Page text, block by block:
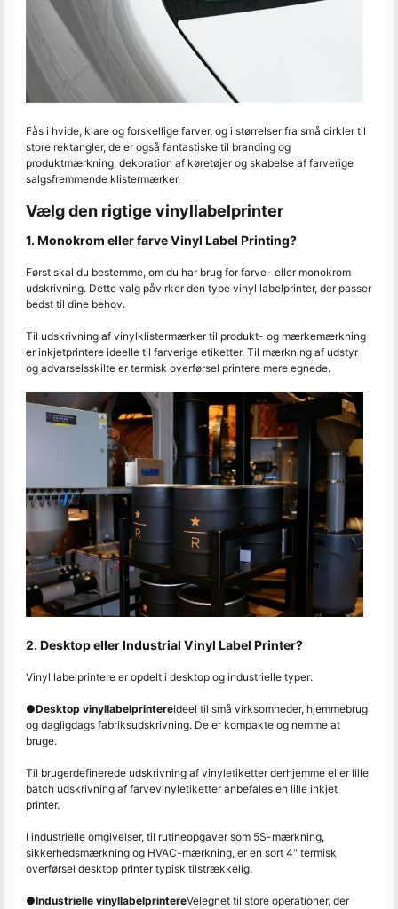
Fås i hvide, klare og forskellige farver, og i størrelser fra små cirkler til
store rektangler, de er også fantastiske til branding og
produktmærkning, dekoration af køretøjer og skabelse af farverige
salgsfremmende klistermærker.
Vælg den rigtige vinyllabelprinter
1. Monokrom eller farve Vinyl Label Printing?
Først skal du bestemme, om du har brug for farve- eller monokrom
udskrivning. Dette valg påvirker den type vinyl labelprinter, der passer
bedst til dine behov.
Til udskrivning af vinylklistermærker til produkt- og mærkemærkning
er inkjetprintere ideelle til farverige etiketter. Til mærkning af udstyr
og advarselsskilte er termisk overførsel printere mere egnede.
2. Desktop eller Industrial Vinyl Label Printer?
Vinyl labelprintere er opdelt i desktop og industrielle typer:
●Desktop vinyllabelprintereIdeel til små virksomheder, hjemmebrug
og dagligdags fabriksudskrivning. De er kompakte og nemme at
bruge.
Til brugerdefinerede udskrivning af vinyletiketter derhjemme eller lille
batch udskrivning af farvevinyletiketter anbefales en lille inkjet
printer.
I industrielle omgivelser, til rutineopgaver som 5S-mærkning,
sikkerhedsmærkning og HVAC-mærkning, er en sort 4" termisk
overførsel desktop printer typisk tilstrækkelig.
●Industrielle vinyllabelprintereVelegnet til store operationer, der